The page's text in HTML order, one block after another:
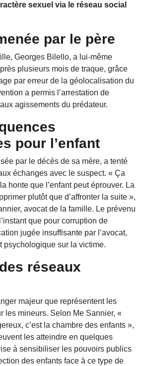
sexuel via le réseau social
par le père
Georges Bilello, a lui-même
plusieurs mois de traque, grâce
par erreur de la géolocalisation du
a permis l’arrestation de
agissements du prédateur.
pour l’enfant
par le décès de sa mère, a tenté
échanges avec le suspect. « Ça
honte que l’enfant peut éprouver. La
plutôt que d’affronter la suite »,
avocat de la famille. Le prévenu
que pour corruption de
jugée insuffisante par l’avocat,
psychologique sur la victime.
réseaux
majeur que représentent les
les mineurs. Selon Me Sannier, «
c’est la chambre des enfants »,
les atteindre en quelques
à sensibiliser les pouvoirs publics
des enfants face à ce type de